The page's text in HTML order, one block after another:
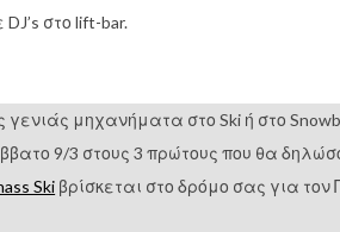
στο lift-bar.
μηχανήματα στο Ski ή στο
9/3 στους 3 πρώτους που θα
Ski βρίσκεται στο δρόμο σας για